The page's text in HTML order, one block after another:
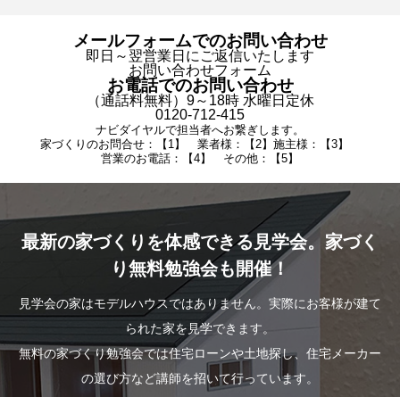
メールフォームでのお問い合わせ
即日～翌営業日にご返信いたします
お問い合わせフォーム
お電話でのお問い合わせ
（通話料無料）9～18時 水曜日定休
0120-712-415
ナビダイヤルで担当者へお繋ぎします。
家づくりのお問合せ：【1】 業者様：【2】施主様：【3】
営業のお電話：【4】 その他：【5】
最新の家づくりを体感できる見学会。家づく
り無料勉強会も開催！
見学会の家はモデルハウスではありません。実際にお客様が建て
られた家を見学できます。
無料の家づくり勉強会では住宅ローンや土地探し、住宅メーカー
の選び方など講師を招いて行っています。